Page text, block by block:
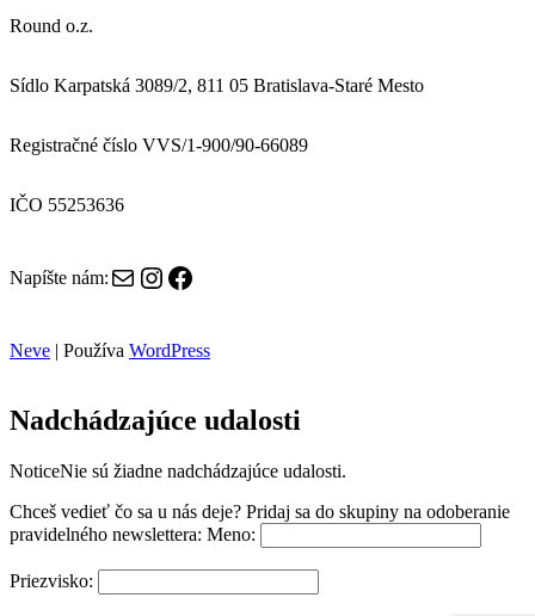
Round o.z.
Sídlo Karpatská 3089/2, 811 05 Bratislava-Staré Mesto
Registračné číslo VVS/1-900/90-66089
IČO 55253636
Napíšte nám: E-mailInstagram
Facebook
Neve | Používa WordPress
Nadchádzajúce udalosti
NoticeNie sú žiadne nadchádzajúce udalosti.
Chceš vedieť čo sa u nás deje? Pridaj sa do skupiny na odoberanie
pravidelného newslettera: Meno:
Priezvisko: